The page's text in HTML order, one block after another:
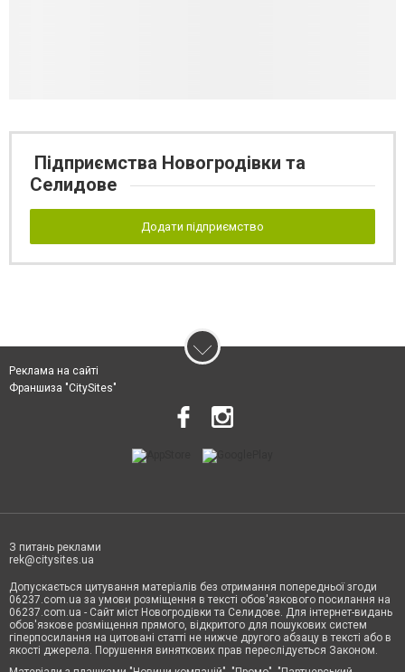
Підприємства Новогродівки та
Селидове
Додати підприємство
Реклама на сайті
Франшиза "CitySites"
З питань реклами
rek@citysites.ua
Допускається цитування матеріалів без отримання попередньої згоди
06237.com.ua за умови розміщення в тексті обов'язкового посилання на
06237.com.ua - Сайт міст Новогродівки та Селидове. Для інтернет-видань
обов'язкове розміщення прямого, відкритого для пошукових систем
гіперпосилання на цитовані статті не нижче другого абзацу в тексті або в
якості джерела. Порушення виняткових прав переслідується Законом.